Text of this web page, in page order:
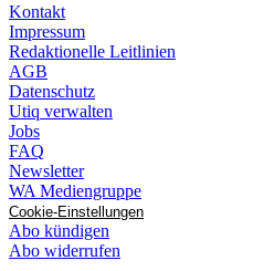
Kontakt
Impressum
Redaktionelle Leitlinien
AGB
Datenschutz
Utiq verwalten
Jobs
FAQ
Newsletter
WA Mediengruppe
Cookie-Einstellungen
Abo kündigen
Abo widerrufen